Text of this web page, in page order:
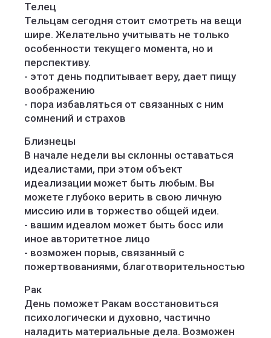
Телец
Тельцам сегодня стоит смотреть на вещи
шире. Желательно учитывать не только
особенности текущего момента, но и
перспективу.
- этот день подпитывает веру, дает пищу
воображению
- пора избавляться от связанных с ним
сомнений и страхов
Близнецы
В начале недели вы склонны оставаться
идеалистами, при этом объект
идеализации может быть любым. Вы
можете глубоко верить в свою личную
миссию или в торжество общей идеи.
- вашим идеалом может быть босс или
иное авторитетное лицо
- возможен порыв, связанный с
пожертвованиями, благотворительностью
Рак
День поможет Ракам восстановиться
психологически и духовно, частично
наладить материальные дела. Возможен